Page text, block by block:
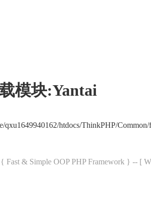
模块:Yantai
qxu1649940162/htdocs/ThinkPHP/
{ Fast & Simple OOP PHP Framework } -- [